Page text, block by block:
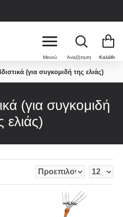
(για συγκομιδή της ελιάς)
(για συγκομιδή
ελιάς)